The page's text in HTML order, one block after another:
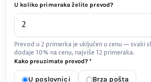
U koliko primeraka želite prevod?
Prevod u 2 primerka je uključen u cenu — svaki
dodaje 10% na cenu, najviše 12 primeraka.
Kako preuzimate prevod? *
U poslovnici Brza pošta